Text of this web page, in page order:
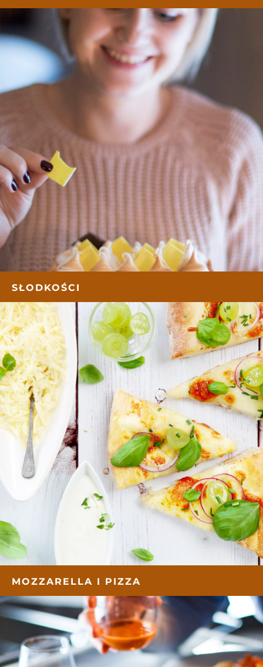
SŁODKOŚCI
MOZZARELLA I PIZZA